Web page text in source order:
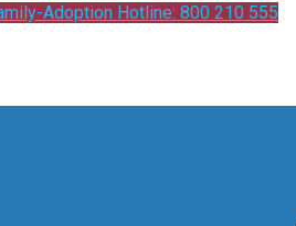
Adoption Hotline: 800 210 555